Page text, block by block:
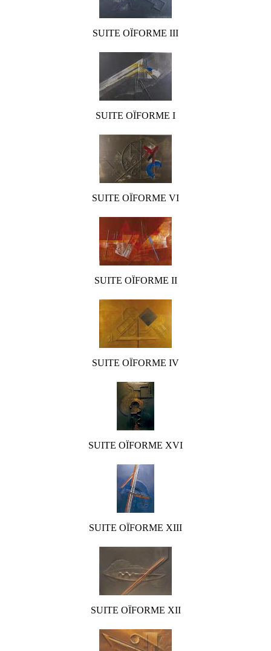
SUITE OÏFORME III
SUITE OÏFORME I
SUITE OÏFORME VI
SUITE OÏFORME II
SUITE OÏFORME IV
SUITE OÏFORME XVI
SUITE OÏFORME XIII
SUITE OÏFORME XII